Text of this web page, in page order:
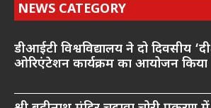
NEWS CATEGORY
डीआईटी विश्वविद्यालय ने दो दिवसीय
ओरिएंटेशन कार्यक्रम का आयोजन किया